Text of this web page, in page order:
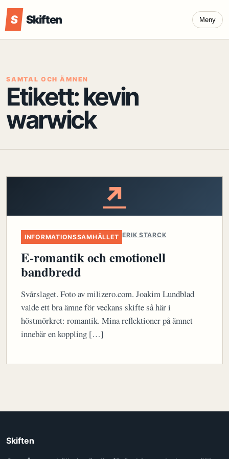
S Skiften Meny
SAMTAL OCH ÄMNEN
Etikett:kevin
warwick
↗
INFORMATIONSSAMHÄLLET ERIK STARCK
E-romantik och emotionell
bandbredd
Svårslaget. Foto av milizero.com. Joakim Lundblad
valde ett bra ämne för veckans skifte så här i
höstmörkret: romantik. Mina reflektioner på ämnet
innebär en koppling […]
Skiften